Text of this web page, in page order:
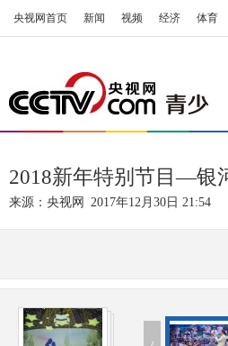
央视网首页 新闻 视频 经济 体育
2018新年特别节目—银
来源： 央视网 2017年12月30日 21:54